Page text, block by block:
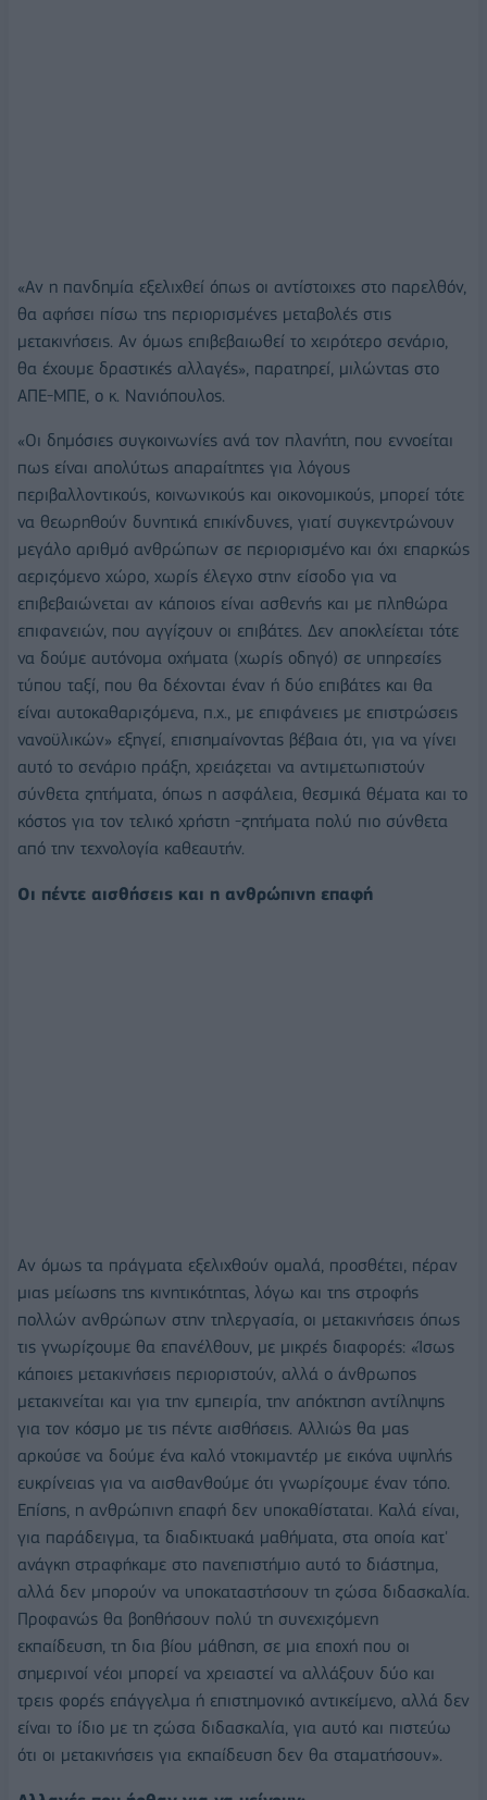
«Αν η πανδημία εξελιχθεί όπως οι αντίστοιχες στο παρελθόν,
θα αφήσει πίσω της περιορισμένες μεταβολές στις
μετακινήσεις. Αν όμως επιβεβαιωθεί το χειρότερο σενάριο,
θα έχουμε δραστικές αλλαγές», παρατηρεί, μιλώντας στο
ΑΠΕ-ΜΠΕ, ο κ. Νανιόπουλος.
«Οι δημόσιες συγκοινωνίες ανά τον πλανήτη, που εννοείται
πως είναι απολύτως απαραίτητες για λόγους
περιβαλλοντικούς, κοινωνικούς και οικονομικούς, μπορεί τότε
να θεωρηθούν δυνητικά επικίνδυνες, γιατί συγκεντρώνουν
μεγάλο αριθμό ανθρώπων σε περιορισμένο και όχι επαρκώς
αεριζόμενο χώρο, χωρίς έλεγχο στην είσοδο για να
επιβεβαιώνεται αν κάποιος είναι ασθενής και με πληθώρα
επιφανειών, που αγγίζουν οι επιβάτες. Δεν αποκλείεται τότε
να δούμε αυτόνομα οχήματα (χωρίς οδηγό) σε υπηρεσίες
τύπου ταξί, που θα δέχονται έναν ή δύο επιβάτες και θα
είναι αυτοκαθαριζόμενα, π.χ., με επιφάνειες με επιστρώσεις
νανοϋλικών» εξηγεί, επισημαίνοντας βέβαια ότι, για να γίνει
αυτό το σενάριο πράξη, χρειάζεται να αντιμετωπιστούν
σύνθετα ζητήματα, όπως η ασφάλεια, θεσμικά θέματα και το
κόστος για τον τελικό χρήστη -ζητήματα πολύ πιο σύνθετα
από την τεχνολογία καθεαυτήν.
Οι πέντε αισθήσεις και η ανθρώπινη επαφή
Αν όμως τα πράγματα εξελιχθούν ομαλά, προσθέτει, πέραν
μιας μείωσης της κινητικότητας, λόγω και της στροφής
πολλών ανθρώπων στην τηλεργασία, οι μετακινήσεις όπως
τις γνωρίζουμε θα επανέλθουν, με μικρές διαφορές: «Ίσως
κάποιες μετακινήσεις περιοριστούν, αλλά ο άνθρωπος
μετακινείται και για την εμπειρία, την απόκτηση αντίληψης
για τον κόσμο με τις πέντε αισθήσεις. Αλλιώς θα μας
αρκούσε να δούμε ένα καλό ντοκιμαντέρ με εικόνα υψηλής
ευκρίνειας για να αισθανθούμε ότι γνωρίζουμε έναν τόπο.
Επίσης, η ανθρώπινη επαφή δεν υποκαθίσταται. Καλά είναι,
για παράδειγμα, τα διαδικτυακά μαθήματα, στα οποία κατ'
ανάγκη στραφήκαμε στο πανεπιστήμιο αυτό το διάστημα,
αλλά δεν μπορούν να υποκαταστήσουν τη ζώσα διδασκαλία.
Προφανώς θα βοηθήσουν πολύ τη συνεχιζόμενη
εκπαίδευση, τη δια βίου μάθηση, σε μια εποχή που οι
σημερινοί νέοι μπορεί να χρειαστεί να αλλάξουν δύο και
τρεις φορές επάγγελμα ή επιστημονικό αντικείμενο, αλλά δεν
είναι το ίδιο με τη ζώσα διδασκαλία, για αυτό και πιστεύω
ότι οι μετακινήσεις για εκπαίδευση δεν θα σταματήσουν».